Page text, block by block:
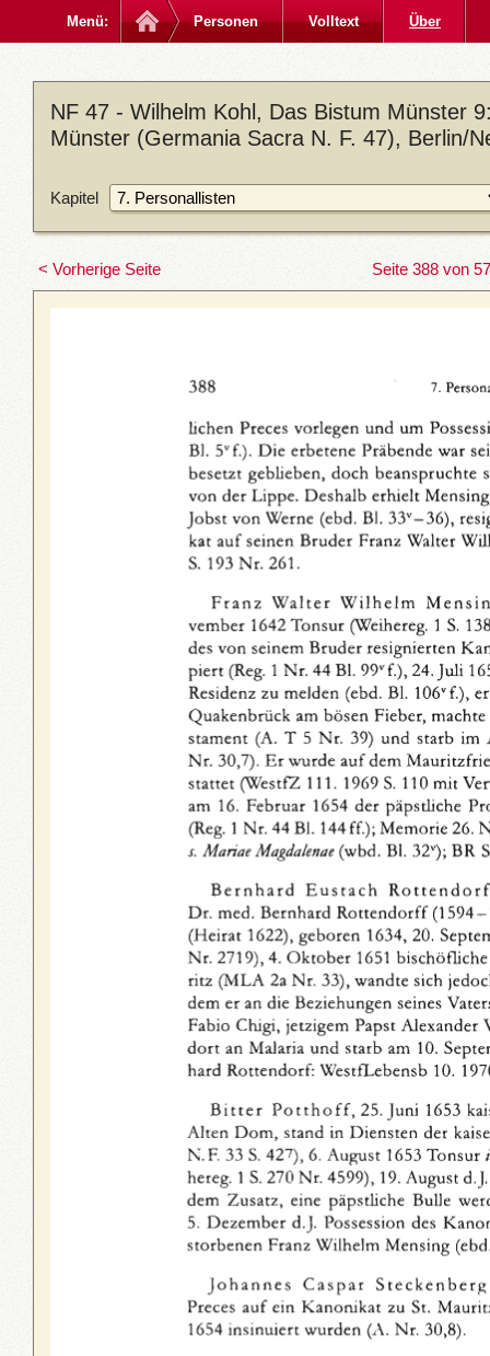
Menü: Personen Volltext Über
NF 47 - Wilhelm Kohl, Das Bistum Münster
Münster (Germania Sacra N. F. 47), Berlin/
Kapitel
< Vorherige Seite Seite 388 von